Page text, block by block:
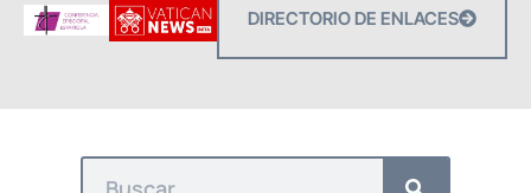
DIRECTORIO DE ENLACES